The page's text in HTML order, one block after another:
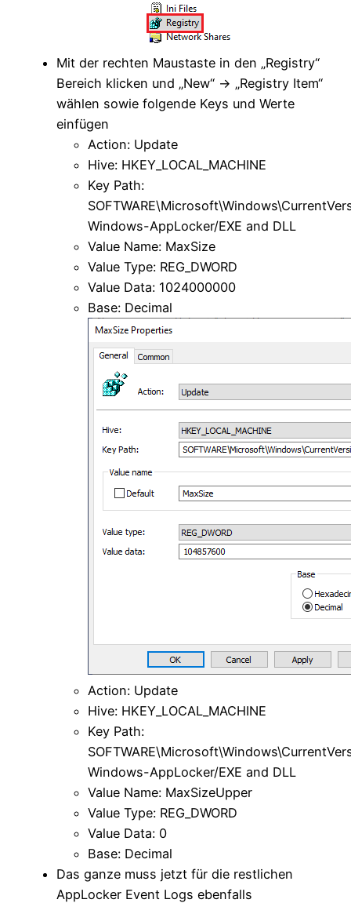
Mit der rechten Maustaste in den „Registry“
Bereich klicken und „New“ -> „Registry Item“
wählen sowie folgende Keys und Werte
einfügen
Action: Update
Hive: HKEY_LOCAL_MACHINE
Key Path:
Windows-AppLocker/EXE and DLL
Value Name: MaxSize
Value Type: REG_DWORD
Value Data: 1024000000
Base: Decimal
Action: Update
Hive: HKEY_LOCAL_MACHINE
Key Path:
Windows-AppLocker/EXE and DLL
Value Name: MaxSizeUpper
Value Type: REG_DWORD
Value Data: 0
Base: Decimal
Das ganze muss jetzt für die restlichen
AppLocker Event Logs ebenfalls